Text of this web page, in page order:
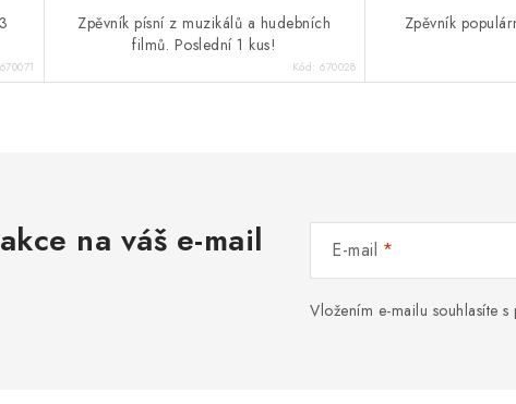
670071
Zpěvník písní z muzikálů a hudebních
filmů. Poslední 1 kus!
Kód: 670028
Zpěvník
na váš e-mail E-mail
Vložením e-mailu souhlasíte s